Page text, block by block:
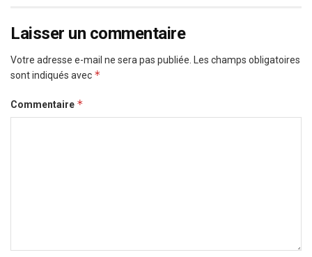
Laisser un commentaire
Votre adresse e-mail ne sera pas publiée. Les champs obligatoires
sont indiqués avec *
Commentaire *